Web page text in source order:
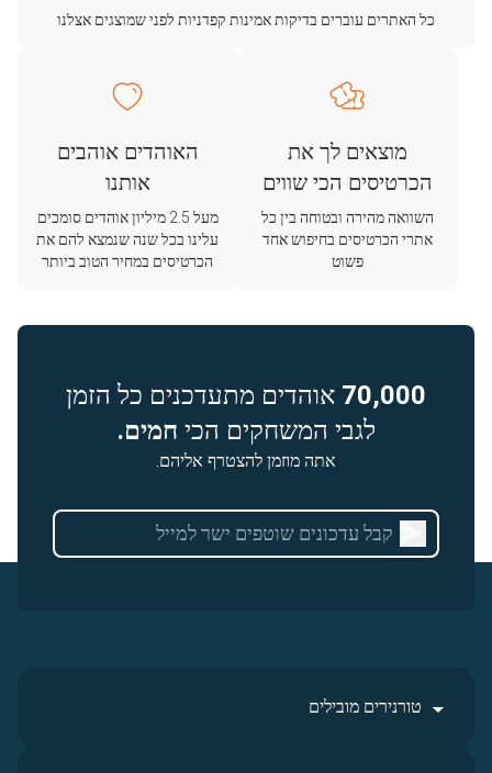
כל האתרים עוברים בדיקות אמינות קפדניות לפני שמוצגים אצלנו
מוצאים לך את
הכרטיסים הכי שווים
השוואה מהירה ובטוחה בין כל
אתרי הכרטיסים בחיפוש אחד
פשוט
האוהדים אוהבים
אותנו
מעל 2.5 מיליון אוהדים סומכים
עלינו בכל שנה שנמצא להם את
הכרטיסים במחיר הטוב ביותר
70,000 אוהדים מתעדכנים כל הזמן
לגבי המשחקים הכי חמים.
אתה מוזמן להצטרף אליהם.
טורנירים מובילים